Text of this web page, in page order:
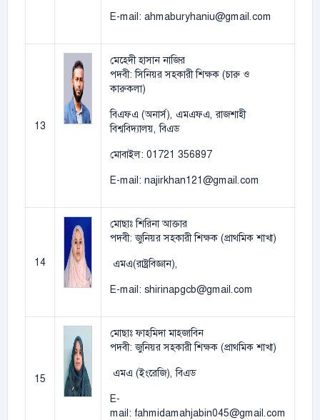
E-mail: ahmaburyhaniu@gmail.com
13
মেহেদী হাসান নাজির
পদবী: সিনিয়র সহকারী শিক্ষক (চারু ও
কারুকলা)
বিএফএ (অনার্স), এমএফএ, রাজশাহী
বিশ্ববিদ্যালয়, বিএড
মোবাইল: 01721 356897
E-mail: najirkhan121@gmail.com
14
মোছাঃ শিরিনা আক্তার
পদবী: জুনিয়র সহকারী শিক্ষক (প্রাথমিক শাখা)
এমএ(রাষ্ট্রবিজ্ঞান),
E-mail: shirinapgcb@gmail.com
15
মোছাঃ ফাহমিদা মাহজাবিন
পদবী: জুনিয়র সহকারী শিক্ষক (প্রাথমিক শাখা)
এমএ (ইংরেজি), বিএড
E-
mail: fahmidamahjabin045@gmail.com